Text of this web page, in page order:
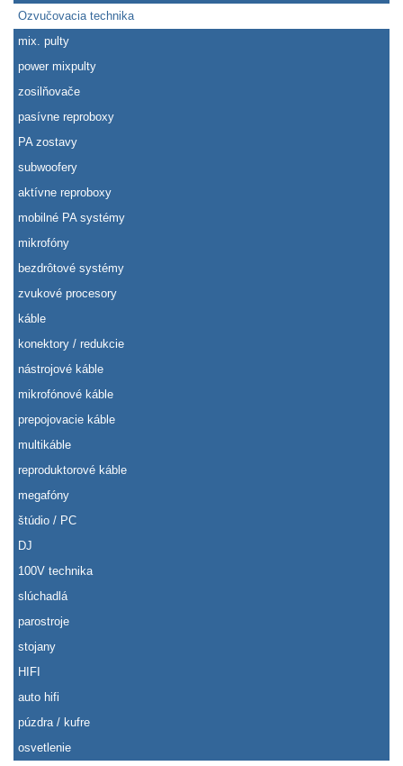
Ozvučovacia technika
mix. pulty
power mixpulty
zosilňovače
pasívne reproboxy
PA zostavy
subwoofery
aktívne reproboxy
mobilné PA systémy
mikrofóny
bezdrôtové systémy
zvukové procesory
káble
konektory / redukcie
nástrojové káble
mikrofónové káble
prepojovacie káble
multikáble
reproduktorové káble
megafóny
štúdio / PC
DJ
100V technika
slúchadlá
parostroje
stojany
HIFI
auto hifi
púzdra / kufre
osvetlenie